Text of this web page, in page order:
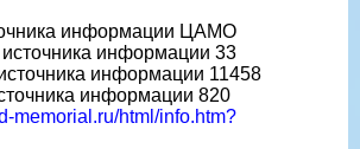
информации ЦАМО
информации 33
информации 11458
информации 820
memorial.ru/html/info.htm?